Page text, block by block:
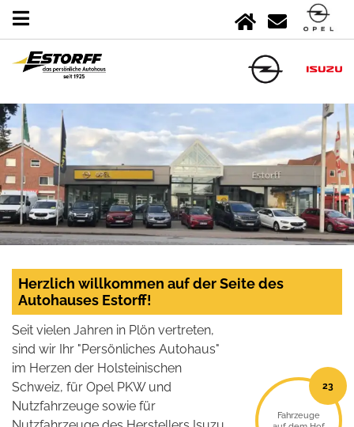
Herzlich willkommen auf der Seite des
Autohauses Estorff!
23
Fahrzeuge
Seit vielen Jahren in Plön vertreten,
sind wir Ihr "Persönliches Autohaus"
im Herzen der Holsteinischen
Schweiz, für Opel PKW und
Nutzfahrzeuge sowie für